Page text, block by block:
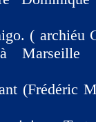
( archiéu
Marseille
(Frédéric